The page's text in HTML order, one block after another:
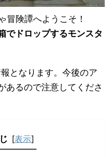
冒険譚へようこそ！
でドロップするモンスタ
となります。今後のア
あるので注意してくださ
[表示]